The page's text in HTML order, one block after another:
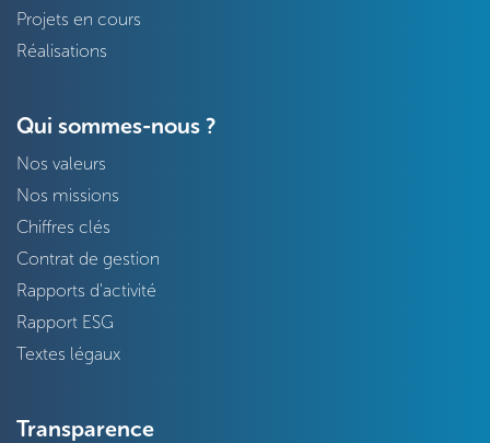
Projets en cours
Réalisations
Qui sommes-nous ?
Nos valeurs
Nos missions
Chiffres clés
Contrat de gestion
Rapports d'activité
Rapport ESG
Textes légaux
Transparence